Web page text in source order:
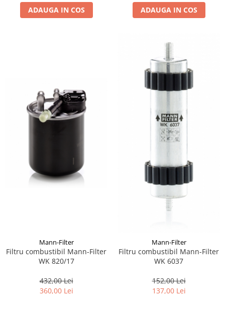
ADAUGA IN COS ADAUGA IN COS
Mann-Filter
Filtru combustibil Mann-Filter
WK 820/17
432,00 Lei
360,00 Lei
Mann-Filter
Filtru combustibil Mann-Filter
WK 6037
152,00 Lei
137,00 Lei